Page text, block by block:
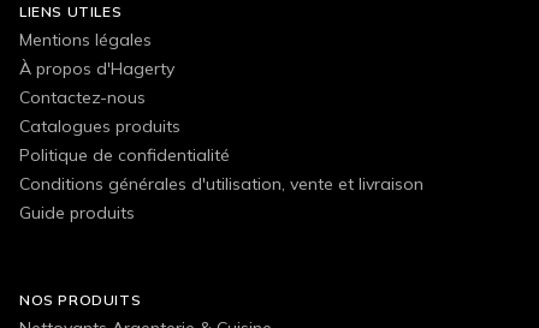
LIENS UTILES
Mentions légales
À propos d'Hagerty
Contactez-nous
Catalogues produits
Politique de confidentialité
Conditions générales d'utilisation, vente et livraison
Guide produits
NOS PRODUITS